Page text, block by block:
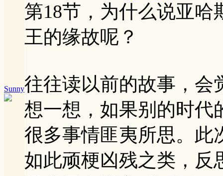
Sunny
第18节，为什么说亚
王的缘故呢？
往往读以前的故事，会
想一想，如果别的时代
很多事情匪夷所思。此
如此顽梗凶残之类，反